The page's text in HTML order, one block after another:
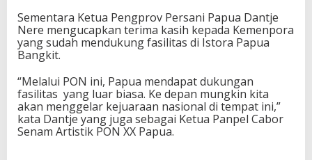
Sementara Ketua Pengprov Persani Papua Dantje
Nere mengucapkan terima kasih kepada Kemenpora
yang sudah mendukung fasilitas di Istora Papua
Bangkit.
“Melalui PON ini, Papua mendapat dukungan
fasilitas yang luar biasa. Ke depan mungkin kita
akan menggelar kejuaraan nasional di tempat ini,”
kata Dantje yang juga sebagai Ketua Panpel Cabor
Senam Artistik PON XX Papua.